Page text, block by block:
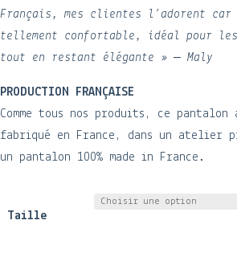
Français, mes clientes l’adorent
tellement confortable, idéal pour les
tout en restant élégante » – Maly
PRODUCTION FRANÇAISE
Comme tous nos produits, ce
fabriqué en France, dans un atelier
un pantalon 100% made in France.
Taille